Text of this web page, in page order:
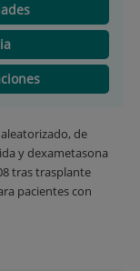
de
y dexametasona
tras trasplante
pacientes con